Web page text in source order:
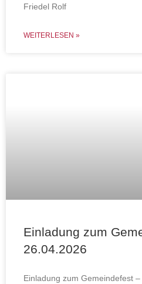
Friedel Rolf
WEITERLESEN »
Einladung zum
26.04.2026
Einladung zum Gemeindefest